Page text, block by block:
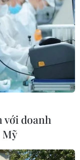
với doanh
Mỹ